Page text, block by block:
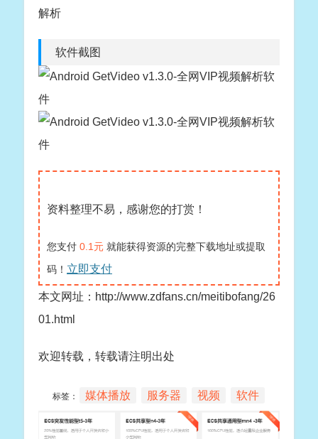
解析
软件截图
资料整理不易，感谢您的打赏！
您支付 0.1元 就能获得资源的完整下载地址或提取
码！ 立即支付
本文网址：http://www.zdfans.cn/meitibofang/26
01.html
欢迎转载，转载请注明出处
标签： 媒体播放 服务器 视频 软件